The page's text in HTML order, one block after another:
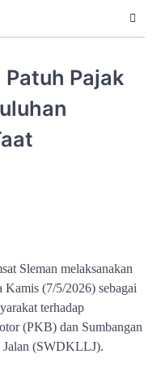
Pajak
Sleman melaksanakan
Kamis (7/5/2026) sebagai
terhadap
(PKB) dan Sumbangan
Jalan (SWDKLLJ).